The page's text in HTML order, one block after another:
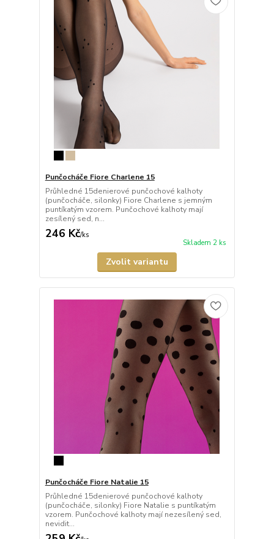
Punčocháče Fiore Charlene 15
Průhledné 15denierové punčochové kalhoty
(punčocháče, silonky) Fiore Charlene s jemným
puntíkatým vzorem. Punčochové kalhoty mají
zesílený sed, n...
246 Kč/ks
Skladem 2 ks
Zvolit variantu
Punčocháče Fiore Natalie 15
Průhledné 15denierové punčochové kalhoty
(punčocháče, silonky) Fiore Natalie s puntíkatým
vzorem. Punčochové kalhoty mají nezesílený sed,
nevidit...